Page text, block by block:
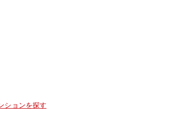
ションを探す